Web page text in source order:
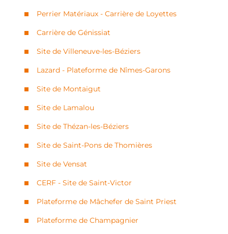
Perrier Matériaux - Carrière de Loyettes
Carrière de Génissiat
Site de Villeneuve-les-Béziers
Lazard - Plateforme de Nîmes-Garons
Site de Montaigut
Site de Lamalou
Site de Thézan-les-Béziers
Site de Saint-Pons de Thomières
Site de Vensat
CERF - Site de Saint-Victor
Plateforme de Mâchefer de Saint Priest
Plateforme de Champagnier